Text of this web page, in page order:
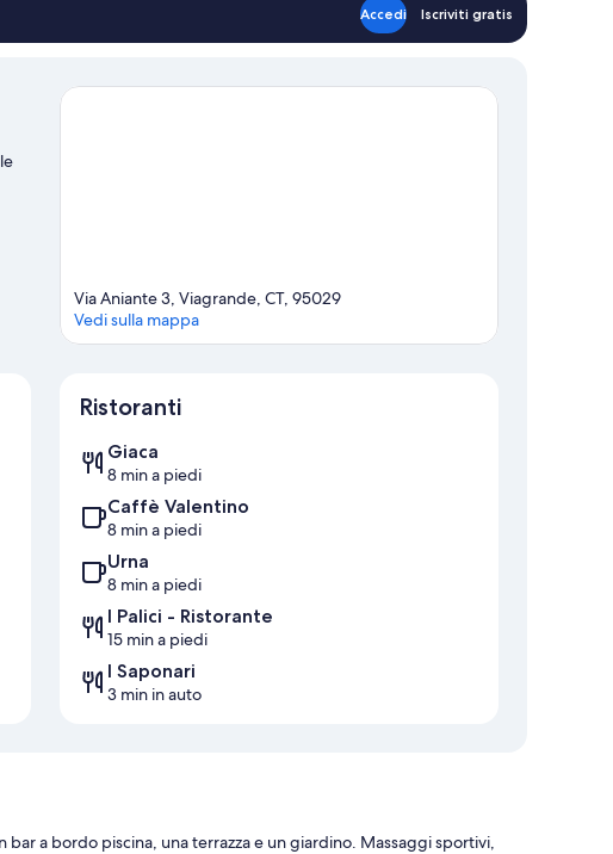
Accedi Iscriviti gratis
Via Aniante 3, Viagrande, CT, 95029
Vedi sulla mappa
Ristoranti
Giaca
8 min a piedi
Caffè Valentino
8 min a piedi
Urna
8 min a piedi
I Palici - Ristorante
15 min a piedi
I Saponari
3 min in auto
a bordo piscina, una terrazza e un giardino. Massaggi sportivi,